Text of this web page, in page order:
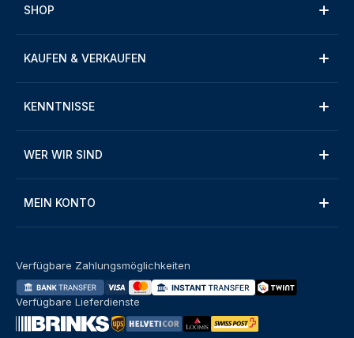
SHOP
KAUFEN & VERKAUFEN
KENNTNISSE
WER WIR SIND
MEIN KONTO
Verfügbare Zahlungsmöglichkeiten
Verfügbare Lieferdienste